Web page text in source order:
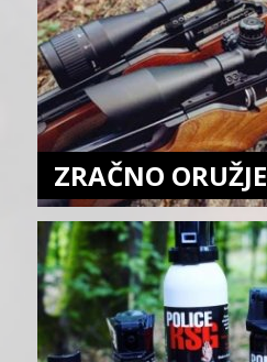
ZRAČNO ORUŽJE